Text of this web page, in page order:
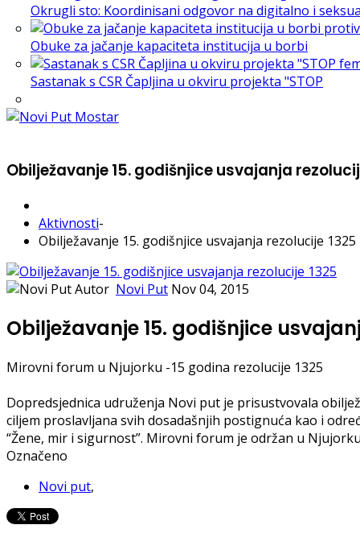
Okrugli sto: Koordinisani odgovor na digitalno i
Obuke za jačanje kapaciteta institucija u borbi
Sastanak s CSR Čapljina u okviru projekta "STOP
Obilježavanje 15. godišnjice usvajanja
Aktivnosti-
Obilježavanje 15. godišnjice usvajanja rezolucije 1325
Autor Novi Put Nov 04, 2015
Obilježavanje 15. godišnjice
Mirovni forum u Njujorku -15 godina rezolucije 1325
Dopredsjednica udruženja Novi put je prisustvovala
ciljem proslavljana svih dosadašnjih postignuća kao i
“Žene, mir i sigurnost”. Mirovni forum je održan u
Označeno
Novi put,